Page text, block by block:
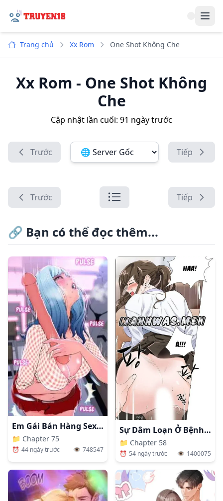
Trang chủ Xx Rom One Shot Không Che
Xx Rom - One Shot Không
Che
Cập nhật lần cuối: 91 ngày trước
Trước Đổi server ảnh: Tiếp
Trước
Danh sách chương
Tiếp
🔗 Bạn có thể đọc thêm...
Em Gái Bán Hàng Sextoy
📁 Chapter 75
⏰ 44 ngày trước 👁️ 748547
Sự Dâm Loạn Ở Bệnh Viện
📁 Chapter 58
⏰ 54 ngày trước 👁️ 1400075